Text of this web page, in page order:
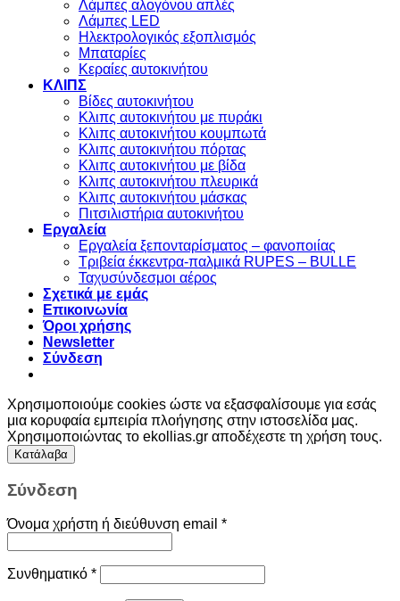
Λάμπες αλογόνου απλές
Λάμπες LED
Ηλεκτρολογικός εξοπλισμός
Μπαταρίες
Κεραίες αυτοκινήτου
ΚΛΙΠΣ
Βίδες αυτοκινήτου
Kλιπς αυτοκινήτου με πυράκι
Kλιπς αυτοκινήτου κουμπωτά
Κλιπς αυτοκινήτου πόρτας
Κλιπς αυτοκινήτου με βίδα
Kλιπς αυτοκινήτου πλευρικά
Kλιπς αυτοκινήτου μάσκας
Πιτσιλιστήρια αυτοκινήτου
Εργαλεία
Εργαλεία ξεπονταρίσματος – φανοποιίας
Τριβεία έκκεντρα-παλμικά RUPES – BULLE
Ταχυσύνδεσμοι αέρος
Σχετικά με εμάς
Επικοινωνία
Όροι χρήσης
Newsletter
Σύνδεση
Χρησιμοποιούμε cookies ώστε να εξασφαλίσουμε για εσάς
μια κορυφαία εμπειρία πλοήγησης στην ιστοσελίδα μας.
Χρησιμοποιώντας το ekollias.gr αποδέχεστε τη χρήση τους.
Κατάλαβα
Σύνδεση
Όνομα χρήστη ή διεύθυνση email *
Συνθηματικό *